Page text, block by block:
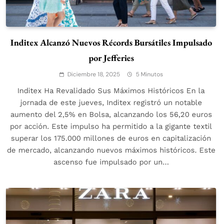
Inditex Alcanzó Nuevos Récords Bursátiles Impulsado
por Jefferies
Diciembre 18, 2025 5 Minutos
Inditex Ha Revalidado Sus Máximos Históricos En la
jornada de este jueves, Inditex registró un notable
aumento del 2,5% en Bolsa, alcanzando los 56,20 euros
por acción. Este impulso ha permitido a la gigante textil
superar los 175.000 millones de euros en capitalización
de mercado, alcanzando nuevos máximos históricos. Este
ascenso fue impulsado por un…